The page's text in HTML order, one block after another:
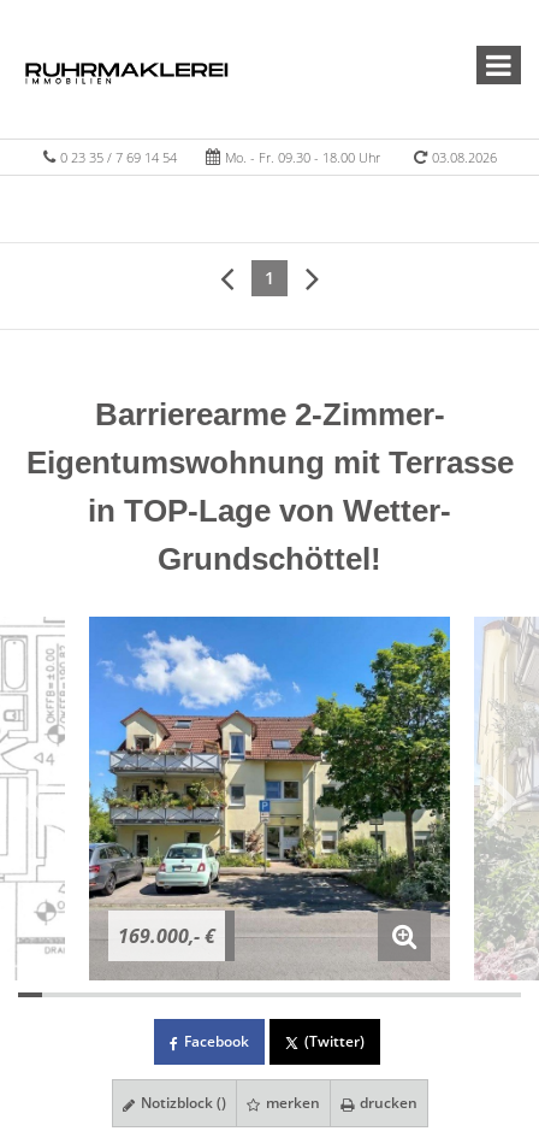
0 23 35 / 7 69 14 54 Mo. - Fr. 09.30 - 18.00 Uhr 03.08.2026
1
Barrierearme 2-Zimmer-
Eigentumswohnung mit Terrasse
in TOP-Lage von Wetter-
Grundschöttel!
169.000,- €
Facebook (Twitter)
Notizblock () merken drucken